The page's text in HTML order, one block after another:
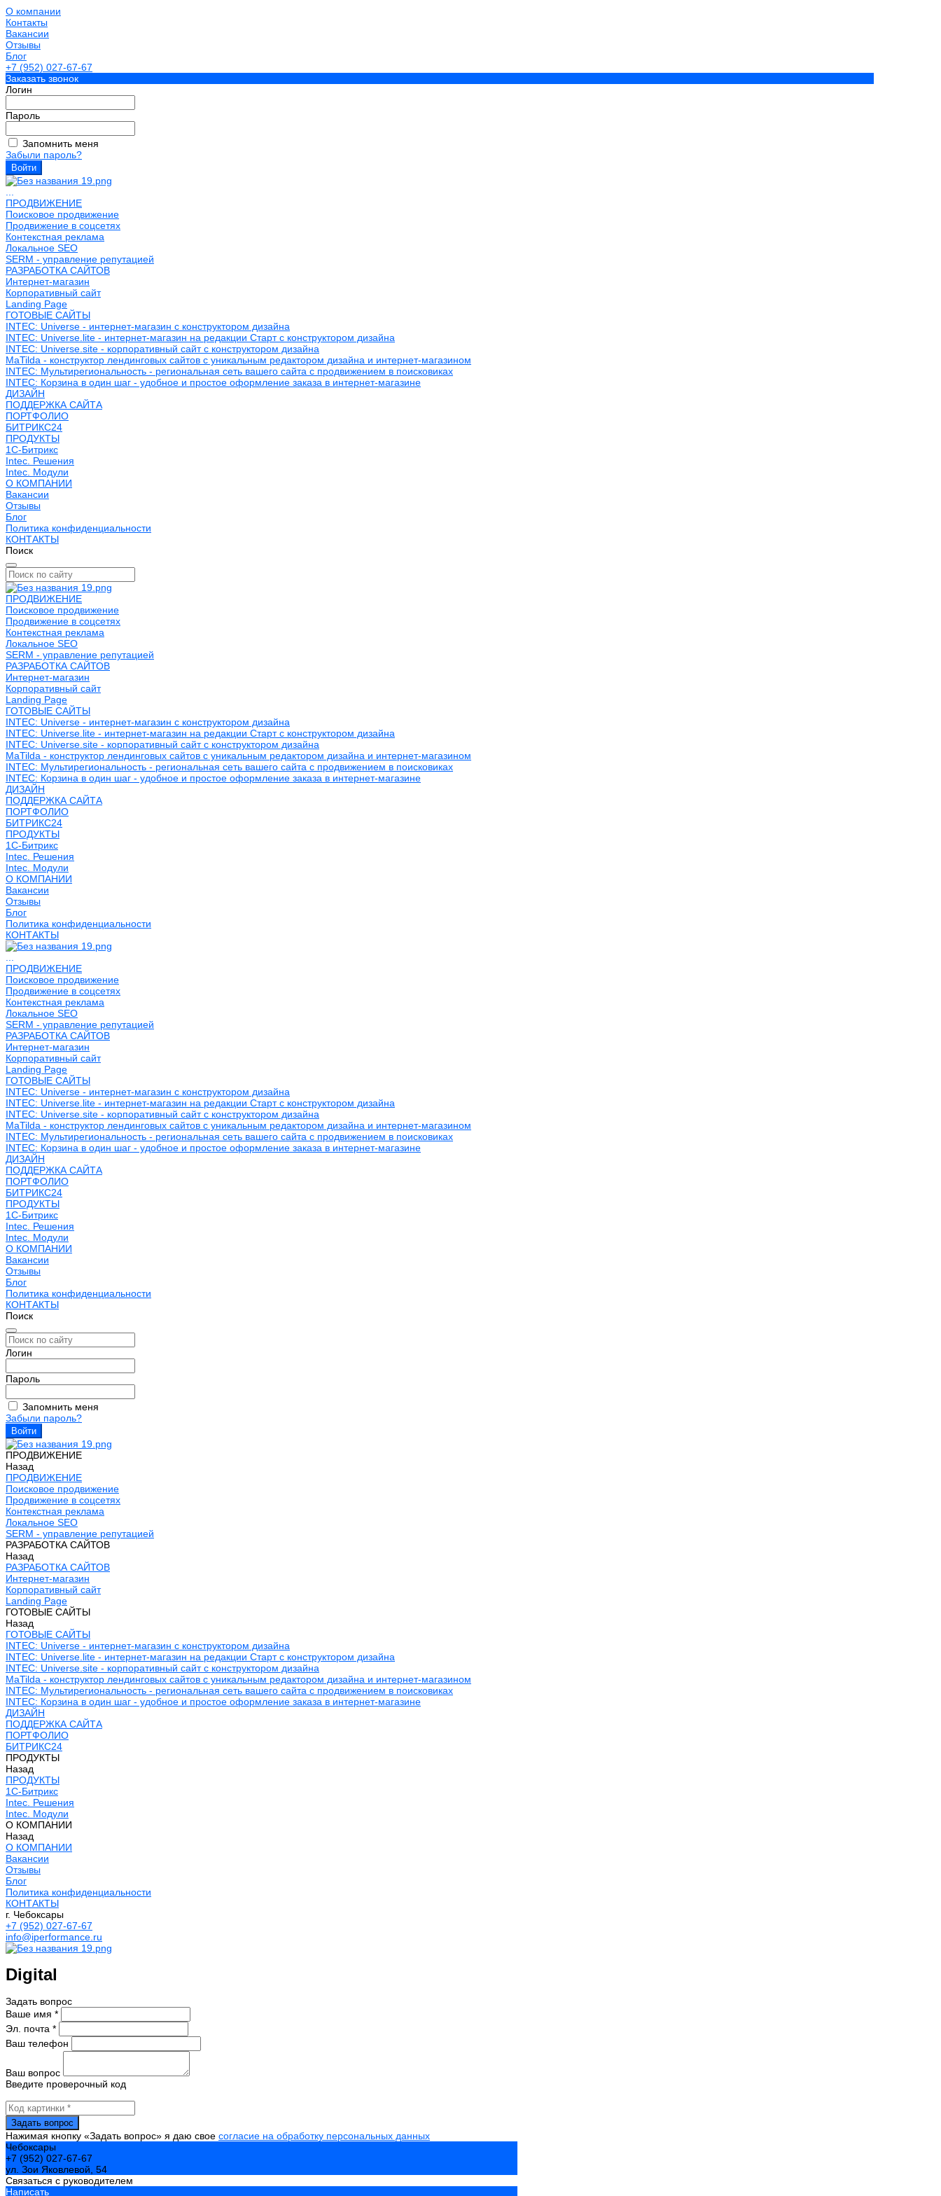
О компании
Контакты
Вакансии
Отзывы
Блог
+7 (952) 027-67-67
Заказать звонок
Логин
Пароль
Запомнить меня
Забыли пароль?
ПРОДВИЖЕНИЕ
Поисковое продвижение
Продвижение в соцсетях
Контекстная реклама
Локальное SEO
SERM - управление репутацией
РАЗРАБОТКА САЙТОВ
Интернет-магазин
Корпоративный сайт
Landing Page
ГОТОВЫЕ САЙТЫ
INTEC: Universe - интернет-магазин с конструктором дизайна
INTEC: Universe.lite - интернет-магазин на редакции Старт с конструктором дизайна
INTEC: Universe.site - корпоративный сайт с конструктором дизайна
MaTilda - конструктор лендинговых сайтов с уникальным редактором дизайна и интернет-магазином
INTEC: Мультирегиональность - региональная сеть вашего сайта с продвижением в поисковиках
INTEC: Корзина в один шаг - удобное и простое оформление заказа в интернет-магазине
ДИЗАЙН
ПОДДЕРЖКА САЙТА
ПОРТФОЛИО
БИТРИКС24
ПРОДУКТЫ
1С-Битрикс
Intec. Решения
Intec. Модули
О КОМПАНИИ
Вакансии
Отзывы
Блог
Политика конфиденциальности
КОНТАКТЫ
Поиск
ПРОДВИЖЕНИЕ
Поисковое продвижение
Продвижение в соцсетях
Контекстная реклама
Локальное SEO
SERM - управление репутацией
РАЗРАБОТКА САЙТОВ
Интернет-магазин
Корпоративный сайт
Landing Page
ГОТОВЫЕ САЙТЫ
INTEC: Universe - интернет-магазин с конструктором дизайна
INTEC: Universe.lite - интернет-магазин на редакции Старт с конструктором дизайна
INTEC: Universe.site - корпоративный сайт с конструктором дизайна
MaTilda - конструктор лендинговых сайтов с уникальным редактором дизайна и интернет-магазином
INTEC: Мультирегиональность - региональная сеть вашего сайта с продвижением в поисковиках
INTEC: Корзина в один шаг - удобное и простое оформление заказа в интернет-магазине
ДИЗАЙН
ПОДДЕРЖКА САЙТА
ПОРТФОЛИО
БИТРИКС24
ПРОДУКТЫ
1С-Битрикс
Intec. Решения
Intec. Модули
О КОМПАНИИ
Вакансии
Отзывы
Блог
Политика конфиденциальности
КОНТАКТЫ
ПРОДВИЖЕНИЕ
Поисковое продвижение
Продвижение в соцсетях
Контекстная реклама
Локальное SEO
SERM - управление репутацией
РАЗРАБОТКА САЙТОВ
Интернет-магазин
Корпоративный сайт
Landing Page
ГОТОВЫЕ САЙТЫ
INTEC: Universe - интернет-магазин с конструктором дизайна
INTEC: Universe.lite - интернет-магазин на редакции Старт с конструктором дизайна
INTEC: Universe.site - корпоративный сайт с конструктором дизайна
MaTilda - конструктор лендинговых сайтов с уникальным редактором дизайна и интернет-магазином
INTEC: Мультирегиональность - региональная сеть вашего сайта с продвижением в поисковиках
INTEC: Корзина в один шаг - удобное и простое оформление заказа в интернет-магазине
ДИЗАЙН
ПОДДЕРЖКА САЙТА
ПОРТФОЛИО
БИТРИКС24
ПРОДУКТЫ
1С-Битрикс
Intec. Решения
Intec. Модули
О КОМПАНИИ
Вакансии
Отзывы
Блог
Политика конфиденциальности
КОНТАКТЫ
Поиск
Логин
Пароль
Запомнить меня
Забыли пароль?
ПРОДВИЖЕНИЕ
Назад
ПРОДВИЖЕНИЕ
Поисковое продвижение
Продвижение в соцсетях
Контекстная реклама
Локальное SEO
SERM - управление репутацией
РАЗРАБОТКА САЙТОВ
Назад
РАЗРАБОТКА САЙТОВ
Интернет-магазин
Корпоративный сайт
Landing Page
ГОТОВЫЕ САЙТЫ
Назад
ГОТОВЫЕ САЙТЫ
INTEC: Universe - интернет-магазин с конструктором дизайна
INTEC: Universe.lite - интернет-магазин на редакции Старт с конструктором дизайна
INTEC: Universe.site - корпоративный сайт с конструктором дизайна
MaTilda - конструктор лендинговых сайтов с уникальным редактором дизайна и интернет-магазином
INTEC: Мультирегиональность - региональная сеть вашего сайта с продвижением в поисковиках
INTEC: Корзина в один шаг - удобное и простое оформление заказа в интернет-магазине
ДИЗАЙН
ПОДДЕРЖКА САЙТА
ПОРТФОЛИО
БИТРИКС24
ПРОДУКТЫ
Назад
ПРОДУКТЫ
1С-Битрикс
Intec. Решения
Intec. Модули
О КОМПАНИИ
Назад
О КОМПАНИИ
Вакансии
Отзывы
Блог
Политика конфиденциальности
КОНТАКТЫ
г. Чебоксары
+7 (952) 027-67-67
info@iperformance.ru
Digital
Задать вопрос
Ваше имя *
Эл. почта *
Ваш телефон
Ваш вопрос
Введите проверочный код
Нажимая кнопку «Задать вопрос» я даю свое согласие на обработку персональных данных
Чебоксары
+7 (952) 027-67-67
ул. Зои Яковлевой, 54
Связаться с руководителем
Написать